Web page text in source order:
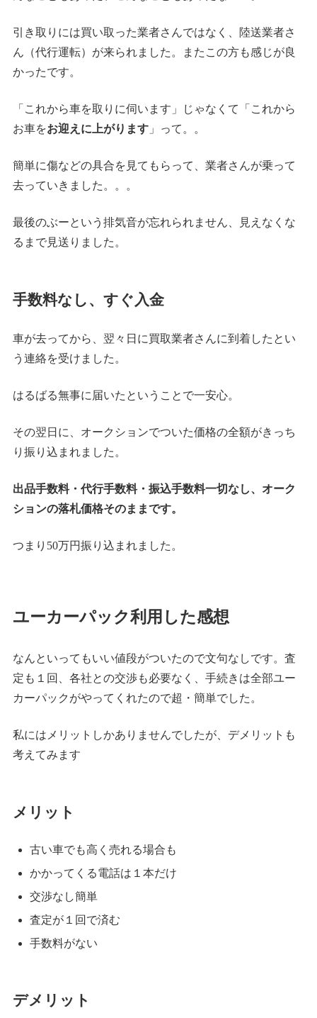
引き取りには買い取った業者さんではなく、陸送業者さ
ん（代行運転）が来られました。またこの方も感じが良
かったです。
「これから車を取りに伺います」じゃなくて「これから
お車をお迎えに上がります」って。。
簡単に傷などの具合を見てもらって、業者さんが乗って
去っていきました。。。
最後のぶーという排気音が忘れられません、見えなくな
るまで見送りました。
手数料なし、すぐ入金
車が去ってから、翌々日に買取業者さんに到着したとい
う連絡を受けました。
はるばる無事に届いたということで一安心。
その翌日に、オークションでついた価格の全額がきっち
り振り込まれました。
出品手数料・代行手数料・振込手数料一切なし、オーク
ションの落札価格そのままです。
つまり50万円振り込まれました。
ユーカーパック利用した感想
なんといってもいい値段がついたので文句なしです。査
定も１回、各社との交渉も必要なく、手続きは全部ユー
カーパックがやってくれたので超・簡単でした。
私にはメリットしかありませんでしたが、デメリットも
考えてみます
メリット
古い車でも高く売れる場合も
かかってくる電話は１本だけ
交渉なし簡単
査定が１回で済む
手数料がない
デメリット